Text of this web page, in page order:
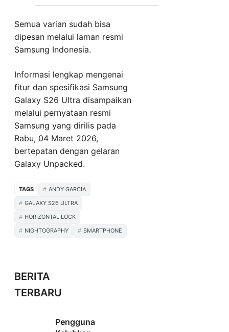
Semua varian sudah bisa
dipesan melalui laman resmi
Samsung Indonesia.
Informasi lengkap mengenai
fitur dan spesifikasi Samsung
Galaxy S26 Ultra disampaikan
melalui pernyataan resmi
Samsung yang dirilis pada
Rabu, 04 Maret 2026,
bertepatan dengan gelaran
Galaxy Unpacked.
TAGS
ANDY GARCIA
GALAXY S26 ULTRA
HORIZONTAL LOCK
NIGHTOGRAPHY
SMARTPHONE
BERITA
TERBARU
Pengguna